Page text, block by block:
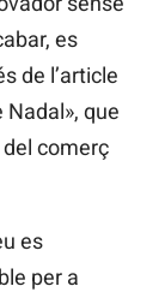
es
de l’article
que
comerç
es
per a